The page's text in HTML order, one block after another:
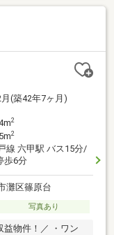
(築42年7ヶ月)
2
2
線 六甲駅 バス15分/
歩6分
灘区篠原台
写真あり
物件！／ ・ワン